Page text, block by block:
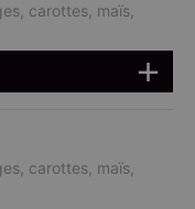
carottes, maïs,
carottes, maïs,